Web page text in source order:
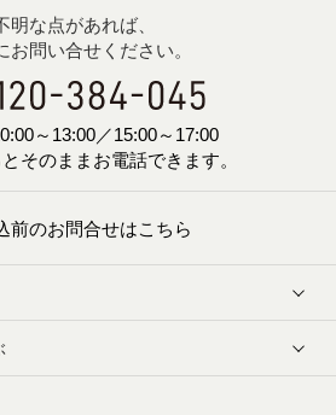
明な点があれば、
お問い合せください。
～13:00／15:00～17:00
そのままお電話できます。
前のお問合せはこちら